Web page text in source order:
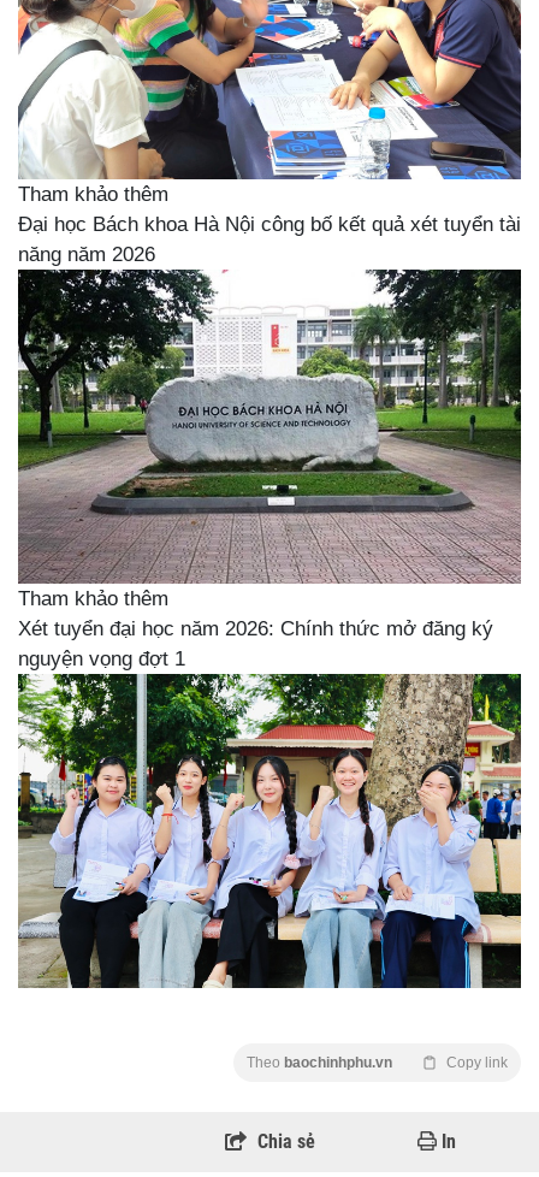
Tham khảo thêm
Đại học Bách khoa Hà Nội công bố kết quả xét tuyển tài
năng năm 2026
Tham khảo thêm
Xét tuyển đại học năm 2026: Chính thức mở đăng ký
nguyện vọng đợt 1
Theo baochinhphu.vn Copy link
Chia sẻ In